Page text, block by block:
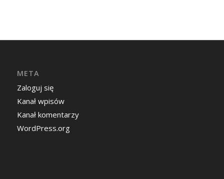
META
Zaloguj się
Kanał wpisów
Kanał komentarzy
WordPress.org